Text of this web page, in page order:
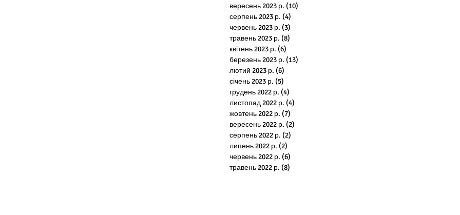
вересень 2023 р. (10)
серпень 2023 р. (4)
червень 2023 р. (3)
травень 2023 р. (8)
квітень 2023 р. (6)
березень 2023 р. (13)
лютий 2023 р. (6)
січень 2023 р. (5)
грудень 2022 р. (4)
листопад 2022 р. (4)
жовтень 2022 р. (7)
вересень 2022 р. (2)
серпень 2022 р. (2)
липень 2022 р. (2)
червень 2022 р. (6)
травень 2022 р. (8)